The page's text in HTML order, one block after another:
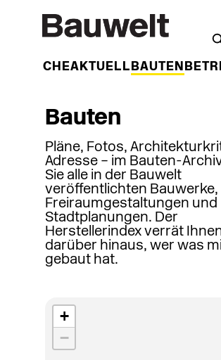
WOCHEAKTUELL BAUTEN
Bauten
Pläne, Fotos,
Adresse – im Bauten-
Sie alle in der Bauwelt
veröffentlichten Bauwerke,
Freiraumgestaltungen und
Stadtplanungen. Der
Herstellerindex verrät
darüber hinaus, wer was
gebaut hat.
+
−